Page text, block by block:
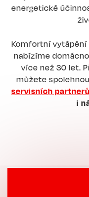
energetické
Komfortní
nabízíme
více než 30 let.
můžete
servisních partnerů
i